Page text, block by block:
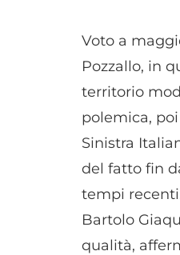
Voto a
Pozzallo, in
territorio
polemica,
Sinistra
del fatto fin
tempi
Bartolo
qualità,